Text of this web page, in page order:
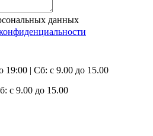
данных
19:00 | Сб: с 9.00 до 15.00
с 9.00 до 15.00